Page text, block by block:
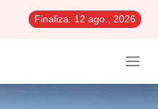
Finaliza: 12 ago., 2026